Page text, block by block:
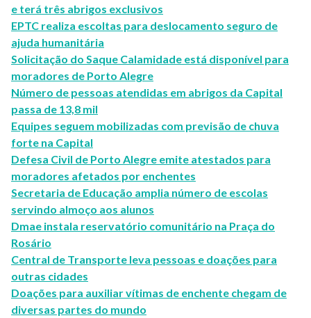
e terá três abrigos exclusivos
EPTC realiza escoltas para deslocamento seguro de
ajuda humanitária
Solicitação do Saque Calamidade está disponível para
moradores de Porto Alegre
Número de pessoas atendidas em abrigos da Capital
passa de 13,8 mil
Equipes seguem mobilizadas com previsão de chuva
forte na Capital
Defesa Civil de Porto Alegre emite atestados para
moradores afetados por enchentes
Secretaria de Educação amplia número de escolas
servindo almoço aos alunos
Dmae instala reservatório comunitário na Praça do
Rosário
Central de Transporte leva pessoas e doações para
outras cidades
Doações para auxiliar vítimas de enchente chegam de
diversas partes do mundo